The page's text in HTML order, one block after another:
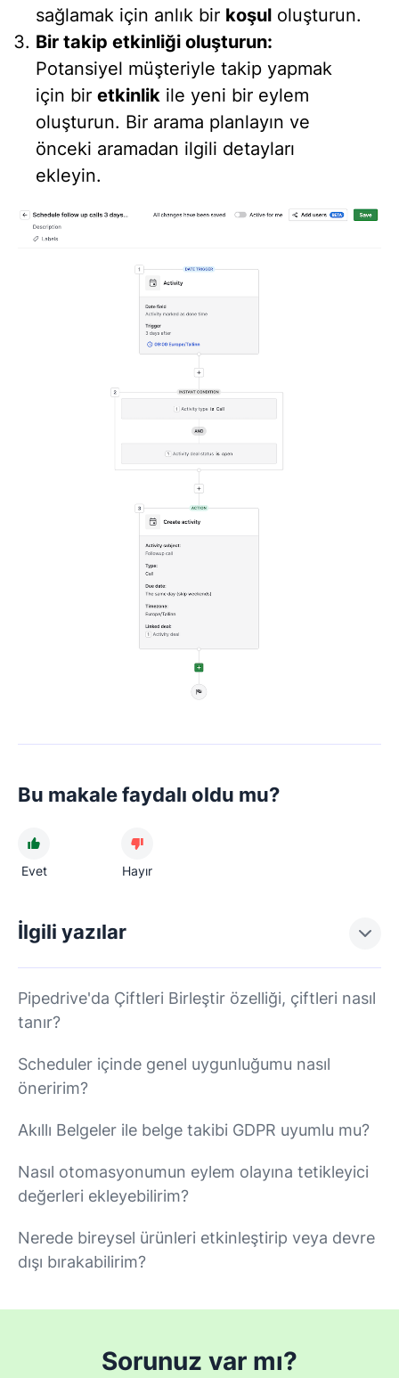
sağlamak için anlık bir koşul oluşturun.
Bir takip etkinliği oluşturun:
Potansiyel müşteriyle takip yapmak
için bir etkinlik ile yeni bir eylem
oluşturun. Bir arama planlayın ve
önceki aramadan ilgili detayları
ekleyin.
Bu makale faydalı oldu mu?
Evet Hayır
İlgili yazılar
Pipedrive'da Çiftleri Birleştir özelliği, çiftleri nasıl
tanır?
Scheduler içinde genel uygunluğumu nasıl
öneririm?
Akıllı Belgeler ile belge takibi GDPR uyumlu mu?
Nasıl otomasyonumun eylem olayına tetikleyici
değerleri ekleyebilirim?
Nerede bireysel ürünleri etkinleştirip veya devre
dışı bırakabilirim?
Sorunuz var mı?